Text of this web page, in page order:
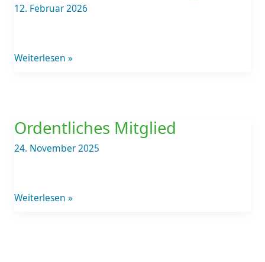
12. Februar 2026
Weiterlesen »
Ordentliches Mitglied
24. November 2025
Mitglied
Weiterlesen »